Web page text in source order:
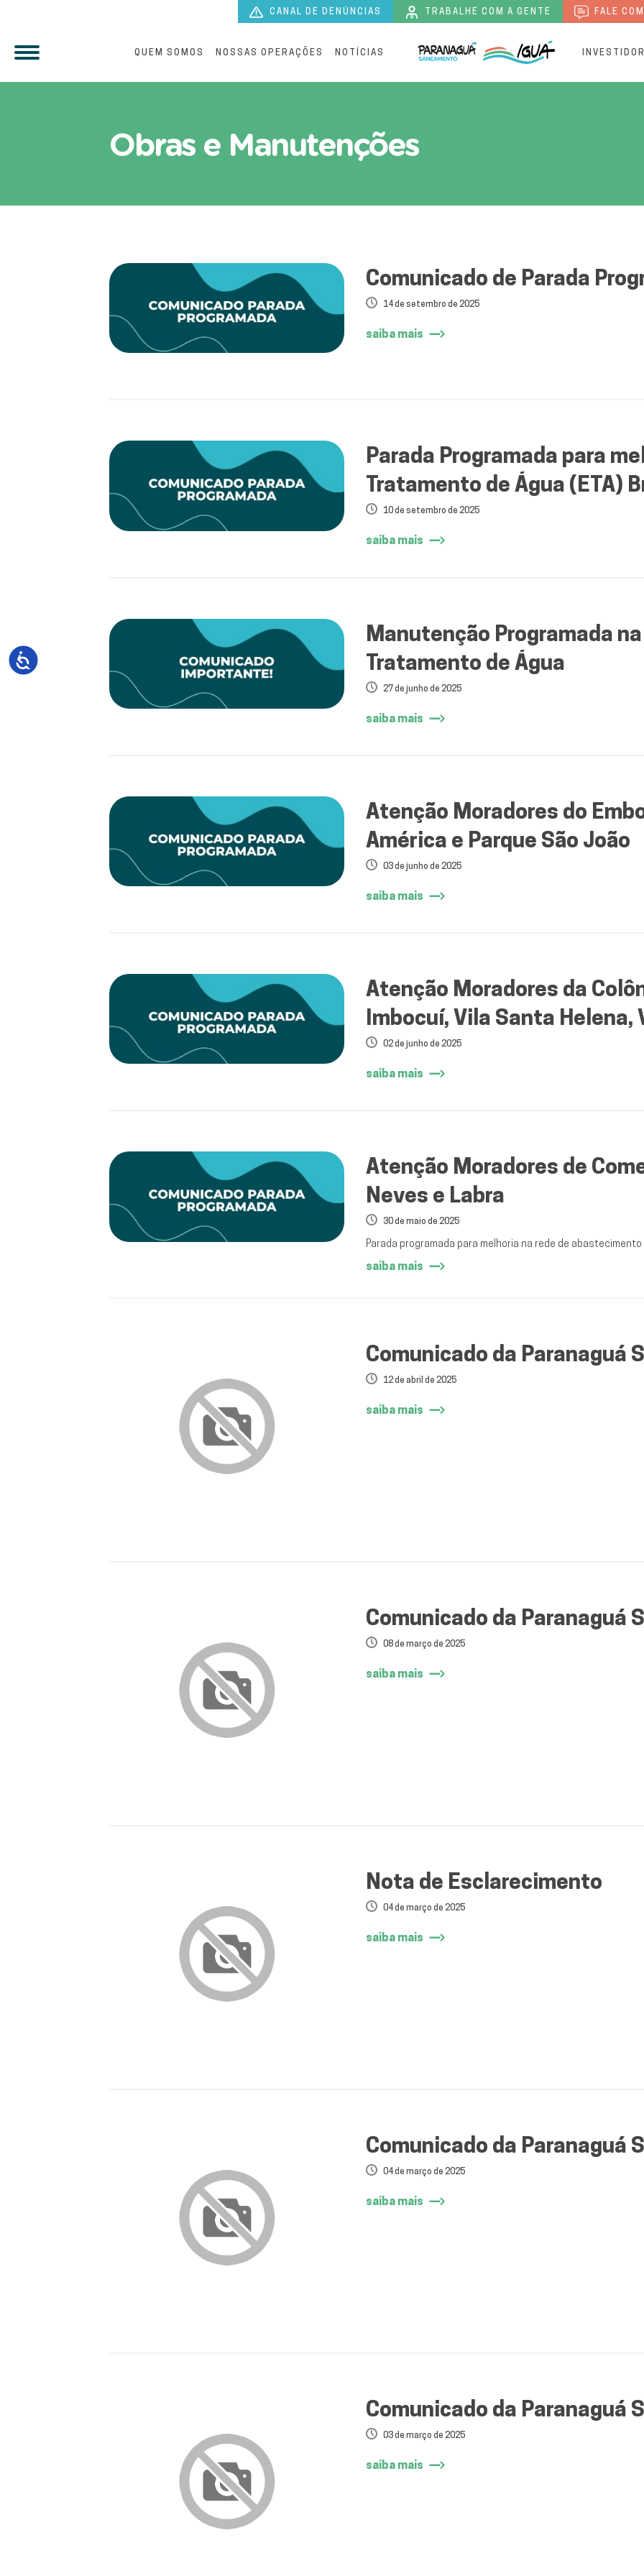
CANAL DE DENÚNCIAS TRABALHE COM A GENTE FALE
QUEM SOMOS NOSSAS OPERAÇÕES NOTÍCIAS
Obras e Manutenções
Comunicado de Parada
14 de setembro de 2025
saiba mais
Parada Programada para
Tratamento de Água (ETA)
10 de setembro de 2025
saiba mais
Manutenção Programada
Tratamento de Água
27 de junho de 2025
saiba mais
Atenção Moradores do
América e Parque São João
03 de junho de 2025
saiba mais
Atenção Moradores da
Imbocuí, Vila Santa Helena,
Iguaçu
02 de junho de 2025
saiba mais
Atenção Moradores de
Neves e Labra
30 de maio de 2025
Parada programada para melhoria na rede de abastecimento
saiba mais
Comunicado da Paranaguá
12 de abril de 2025
saiba mais
Comunicado da Paranaguá
08 de março de 2025
saiba mais
Nota de Esclarecimento
04 de março de 2025
saiba mais
Comunicado da Paranaguá
04 de março de 2025
saiba mais
Comunicado da Paranaguá
03 de março de 2025
saiba mais